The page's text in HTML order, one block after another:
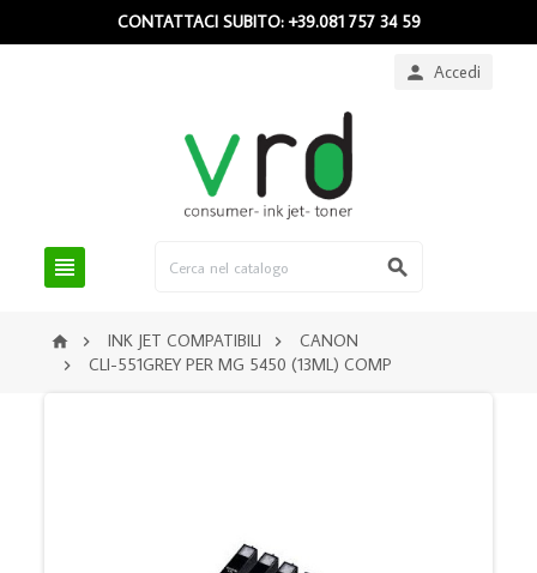
CONTATTACI SUBITO: +39.081 757 34 59
 Accedi
 
  INK JET COMPATIBILI  CANON
 CLI-551GREY PER MG 5450 (13ML) COMP